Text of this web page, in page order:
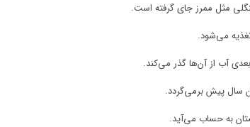
آب از آن‌ها گذر می‌کند.
سال پیش برمی‌گردد.
به ‌حساب می‌آید.